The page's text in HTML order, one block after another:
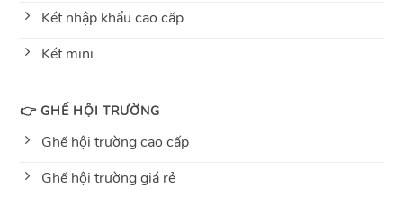
Két nhập khẩu cao cấp
Két mini
👉 GHẾ HỘI TRƯỜNG
Ghế hội trường cao cấp
Ghế hội trường giá rẻ